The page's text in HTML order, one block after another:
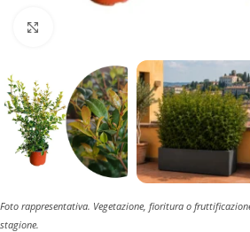
Foto rappresentativa. Vegetazione, fioritura o
stagione.